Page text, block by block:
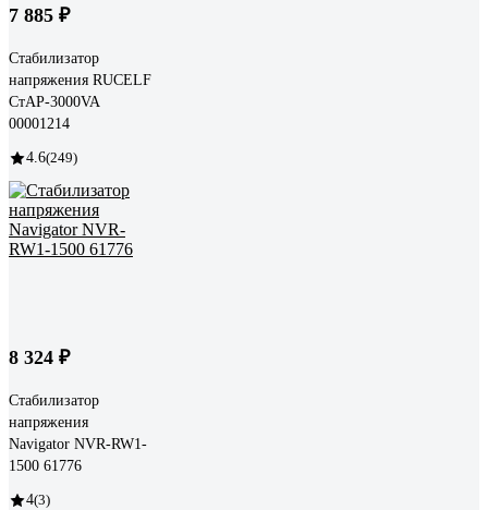
7 885 ₽
Стабилизатор
напряжения RUCELF
СтАР-3000VA
00001214
4.6(249)
8 324 ₽
Стабилизатор
напряжения
Navigator NVR-RW1-
1500 61776
4(3)